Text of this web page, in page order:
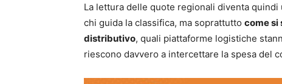
La lettura delle quote regionali diventa
chi guida la classifica, ma soprattutto come si
distributivo, quali piattaforme logistiche
riescono davvero a intercettare la spesa del